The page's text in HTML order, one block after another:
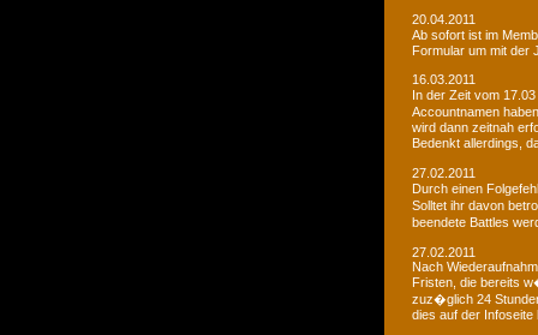
20.04.2011
Ab sofort ist im
Formular um mit der
16.03.2011
In der Zeit vom
Accountnamen
wird dann zeitnah
Bedenkt allerdings,
27.02.2011
Durch einen
Solltet ihr davon
beendete Battles
27.02.2011
Nach
Fristen, die bereits
zuz�glich 24
dies auf der